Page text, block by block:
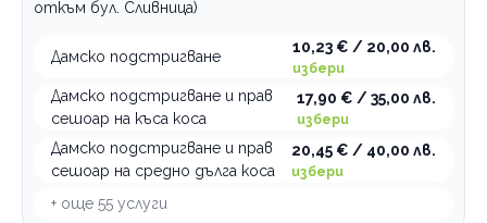
откъм бул. Сливница)
Дамско подстригване
10,23 € / 20,00 лв.
избери
Дамско подстригване и прав
сешоар на къса коса
17,90 € / 35,00 лв.
избери
Дамско подстригване и прав
сешоар на средно дълга коса
20,45 € / 40,00 лв.
избери
+ още 55 услуги